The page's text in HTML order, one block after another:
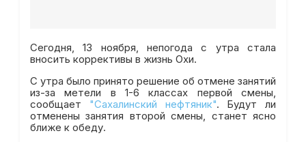
Сегодня, 13 ноября, непогода с утра стала
вносить коррективы в жизнь Охи.
С утра было принято решение об отмене занятий
из-за метели в 1-6 классах первой смены,
сообщает "Сахалинский нефтяник". Будут ли
отменены занятия второй смены, станет ясно
ближе к обеду.